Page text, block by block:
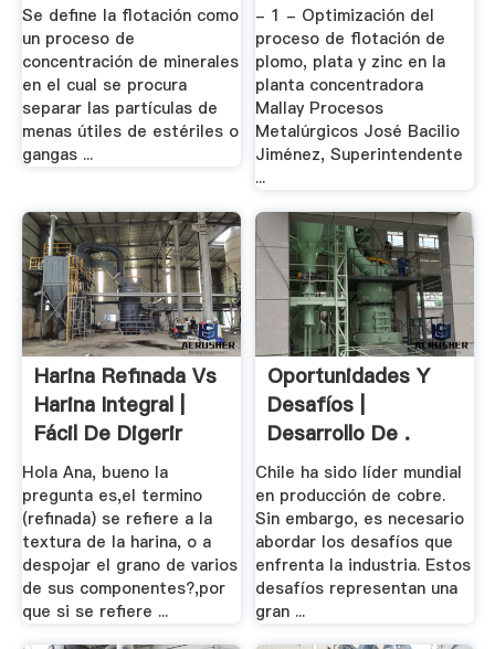
Se deﬁne la ﬂotación como
un proceso de
concentración de minerales
en el cual se procura
separar las partículas de
menas útiles de estériles o
gangas ...
- 1 - Optimización del
proceso de flotación de
plomo, plata y zinc en la
planta concentradora
Mallay Procesos
Metalúrgicos José Bacilio
Jiménez, Superintendente
...
Harina Refinada Vs
Harina Integral |
Fácil De Digerir
Hola Ana, bueno la
pregunta es,el termino
(refinada) se refiere a la
textura de la harina, o a
despojar el grano de varios
de sus componentes?,por
que si se refiere ...
Oportunidades Y
Desafíos |
Desarrollo De .
Chile ha sido líder mundial
en producción de cobre.
Sin embargo, es necesario
abordar los desafíos que
enfrenta la industria. Estos
desafíos representan una
gran ...